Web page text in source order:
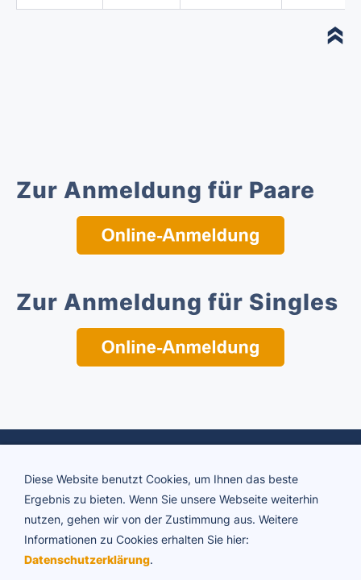
Zur Anmeldung für Paare
Zur Anmeldung für Singles
ADTV Tanzschule Brigitte Rühl
Diese Website benutzt Cookies, um Ihnen das beste
Ergebnis zu bieten. Wenn Sie unsere Webseite weiterhin
nutzen, gehen wir von der Zustimmung aus. Weitere
Informationen zu Cookies erhalten Sie hier:
Datenschutzerklärung.